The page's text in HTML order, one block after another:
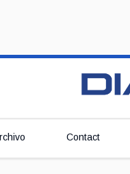
Contact